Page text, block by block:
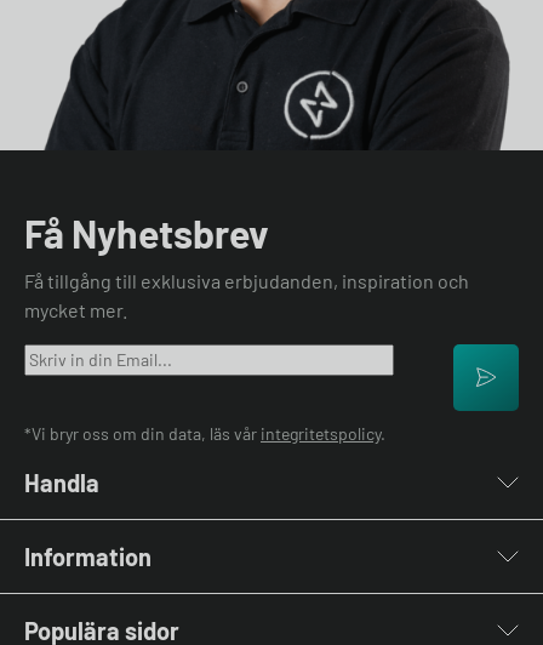
Få Nyhetsbrev
Få tillgång till exklusiva erbjudanden, inspiration och
mycket mer.
*Vi bryr oss om din data, läs vår integritetspolicy.
Handla
Laddkablar
Kabelhållare
Stolpar & Fästen
Information
Kontakta oss
Populära sidor